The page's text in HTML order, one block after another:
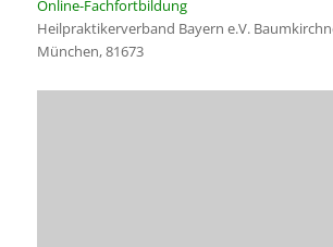
Online-Fachfortbildung
Heilpraktikerverband Bayern e.V.
München, 81673